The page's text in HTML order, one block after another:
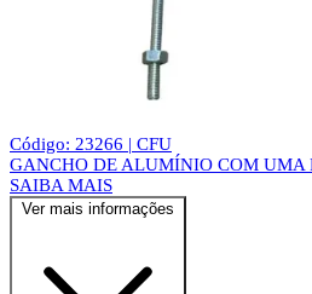
Código: 23266 | CFU
GANCHO DE ALUMÍNIO COM UMA
SAIBA MAIS
Ver mais informações